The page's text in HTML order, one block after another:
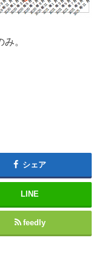
。
シェア
LINE
feedly